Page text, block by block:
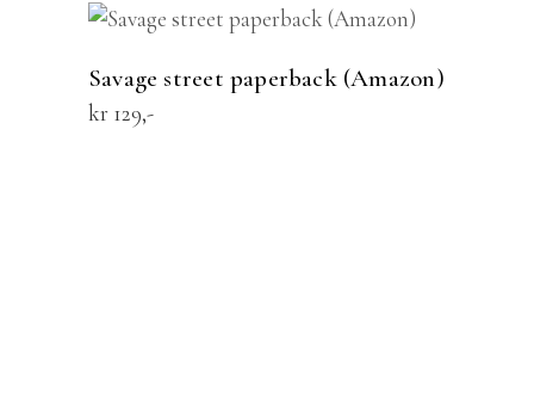
KJØP
Savage street paperback (Amazon)
kr 129